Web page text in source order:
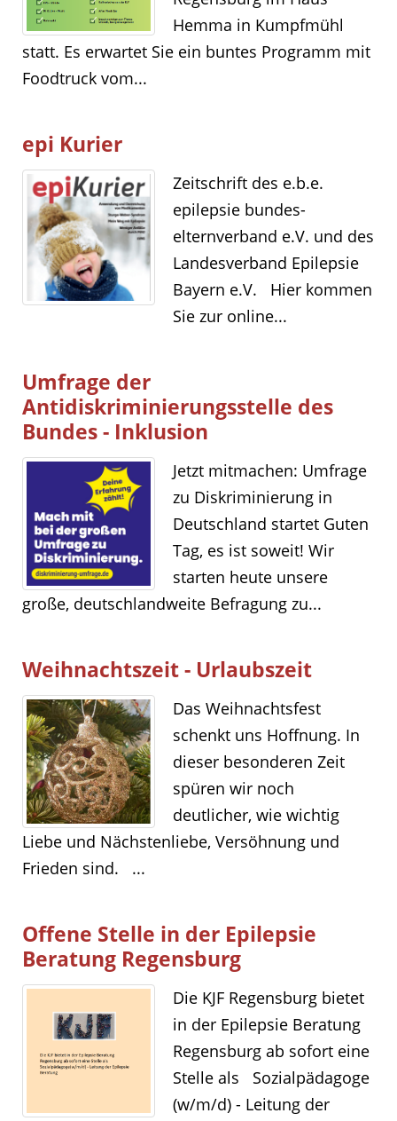
Hemma in Kumpfmühl
statt. Es erwartet Sie ein buntes Programm mit
Foodtruck vom...
epi Kurier
Zeitschrift des e.b.e.
epilepsie bundes-
elternverband e.V. und des
Landesverband Epilepsie
Bayern e.V. Hier kommen
Sie zur online...
Umfrage der
Antidiskriminierungsstelle des
Bundes - Inklusion
Jetzt mitmachen: Umfrage
zu Diskriminierung in
Deutschland startet Guten
Tag, es ist soweit! Wir
starten heute unsere
große, deutschlandweite Befragung zu...
Weihnachtszeit - Urlaubszeit
Das Weihnachtsfest
schenkt uns Hoffnung. In
dieser besonderen Zeit
spüren wir noch
deutlicher, wie wichtig
Liebe und Nächstenliebe, Versöhnung und
Frieden sind. ...
Offene Stelle in der Epilepsie
Beratung Regensburg
Die KJF Regensburg bietet
in der Epilepsie Beratung
Regensburg ab sofort eine
Stelle als Sozialpädagoge
(w/m/d) - Leitung der